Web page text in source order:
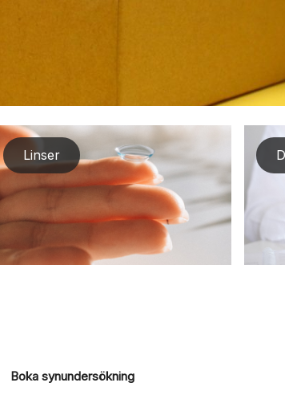
Linser
Boka synundersökning